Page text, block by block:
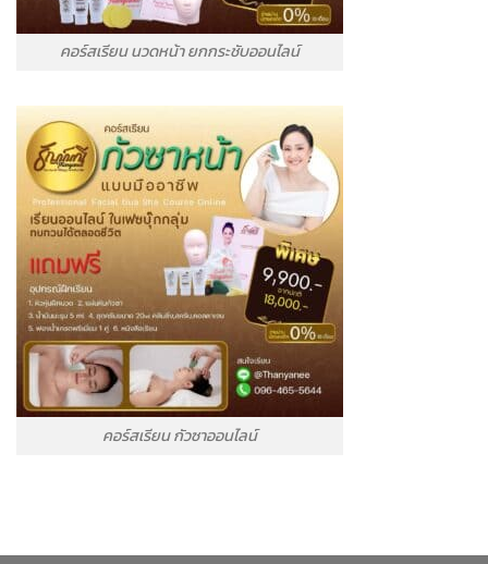
คอร์สเรียน นวดหน้า ยกกระชับออนไลน์
คอร์สเรียน กัวซาออนไลน์